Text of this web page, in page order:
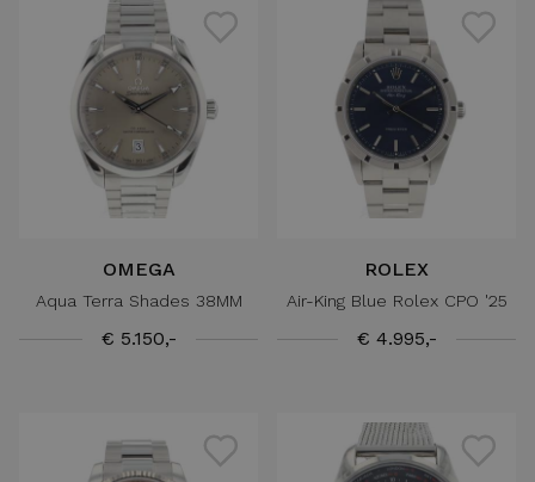
OMEGA
Aqua Terra Shades 38MM
€ 5.150,-
ROLEX
Air-King Blue Rolex CPO '25
€ 4.995,-